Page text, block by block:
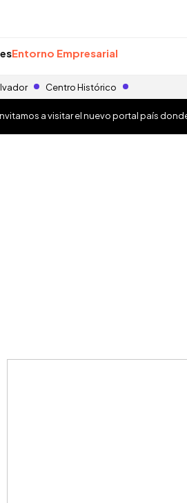
Entorno Empresarial
Centro Histórico
invitamos a visitar el nuevo portal país